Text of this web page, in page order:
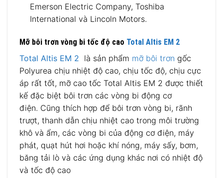
Emerson Electric Company, Toshiba
International và Lincoln Motors.
Mỡ bôi trơn vòng bi tốc độ cao Total Altis EM 2
Total Altis EM 2 là sản phẩm mỡ bôi trơn gốc
Polyurea chịu nhiệt độ cao, chịu tốc độ, chịu cực
áp rất tốt, mỡ cao tốc Total Altis EM 2 được thiết
kế đặc biệt bôi trơn các vòng bi động cơ
điện. Cũng thích hợp để bôi trơn vòng bi, rãnh
trượt, thanh dẫn chịu nhiệt cao trong môi trường
khô và ẩm, các vòng bi của động cơ điện, máy
phát, quạt hút hơi hoặc khí nóng, máy sấy, bơm,
băng tải lò và các ứng dụng khác nơi có nhiệt độ
và tốc độ cao